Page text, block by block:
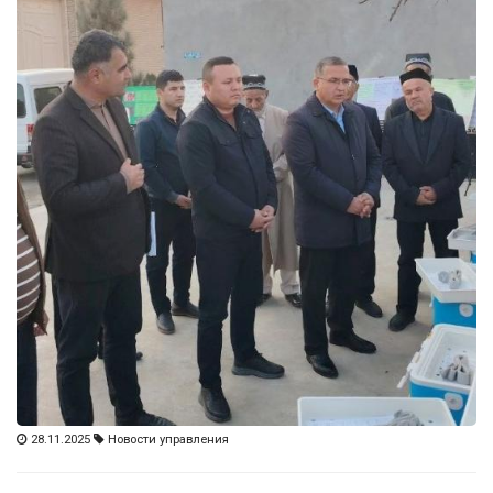
28.11.2025 Новости управления